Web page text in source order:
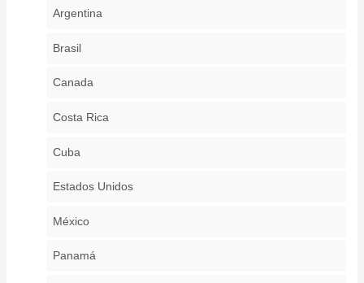
Argentina
Brasil
Canada
Costa Rica
Cuba
Estados Unidos
México
Panamá